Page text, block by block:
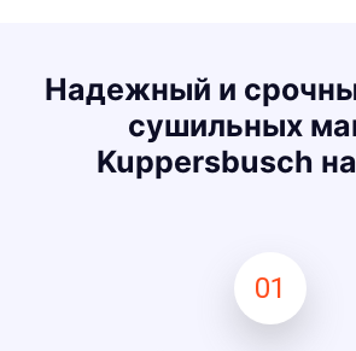
Надежный и
сушильных
Kuppersbusch
01